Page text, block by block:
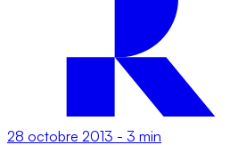
28 octobre 2013 - 3 min